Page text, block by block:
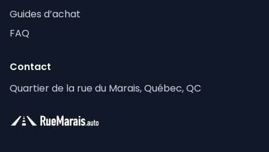
Guides d’achat
FAQ
Contact
Quartier de la rue du Marais, Québec, QC